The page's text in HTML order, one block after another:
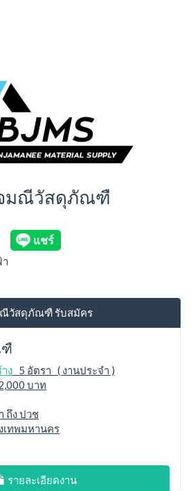
มณีวัสดุภัณฑื
ณีวัสดุภัณฑื รับสมัคร
ง 5 อัตรา ( งานประจำ )
บาท
ถึง ปวช
เทพมหานคร
รายละเอียดงาน